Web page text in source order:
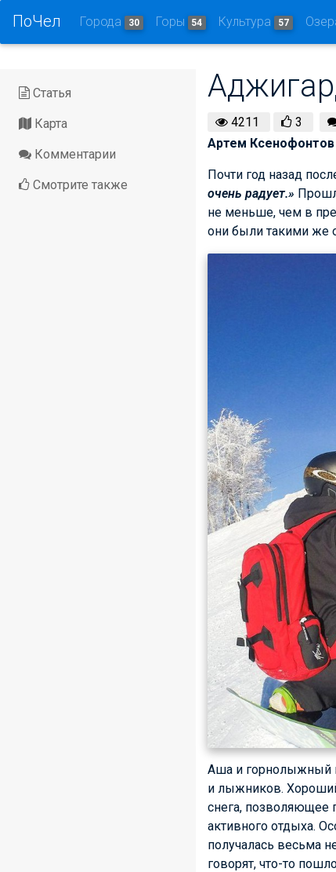
ПоЧел Города 30 Горы 54 Культура 57
Статья
Карта
Комментарии
Смотрите также
4211 3
Артем
Почти год назад
очень радует.»
не меньше, чем в
они были такими же
Аша и горнолыжный
и лыжников.
снега, позволяющее
активного отдыха.
получалась весьма
говорят, что-то